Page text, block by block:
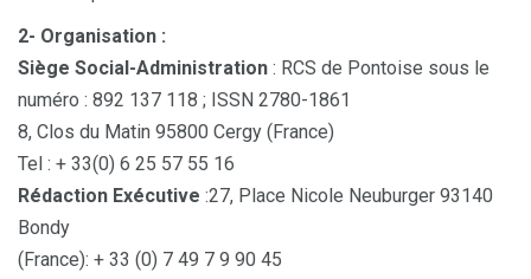
2- Organisation :
Siège Social-Administration : RCS de Pontoise sous le
numéro : 892 137 118 ; ISSN 2780-1861
8, Clos du Matin 95800 Cergy (France)
Tel : + 33(0) 6 25 57 55 16
Rédaction Exécutive :27, Place Nicole Neuburger 93140
Bondy
(France): + 33 (0) 7 49 7 9 90 45